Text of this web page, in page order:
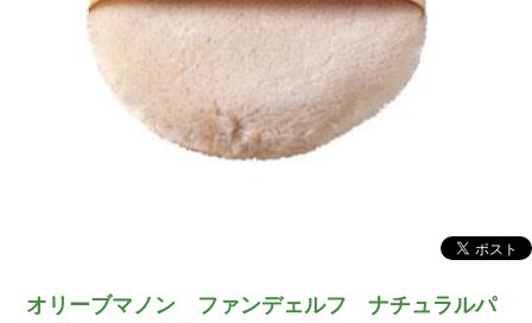
オリーブマノン ファンデェルフ ナチュラルパ